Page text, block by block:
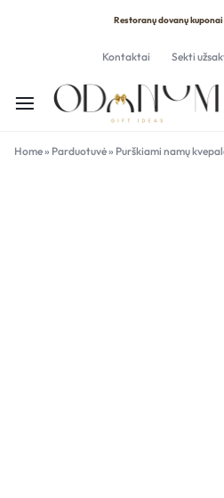
Restoranų dovanų kuponai
Kontaktai Sekti
Home» Parduotuvė» Purškiami namų